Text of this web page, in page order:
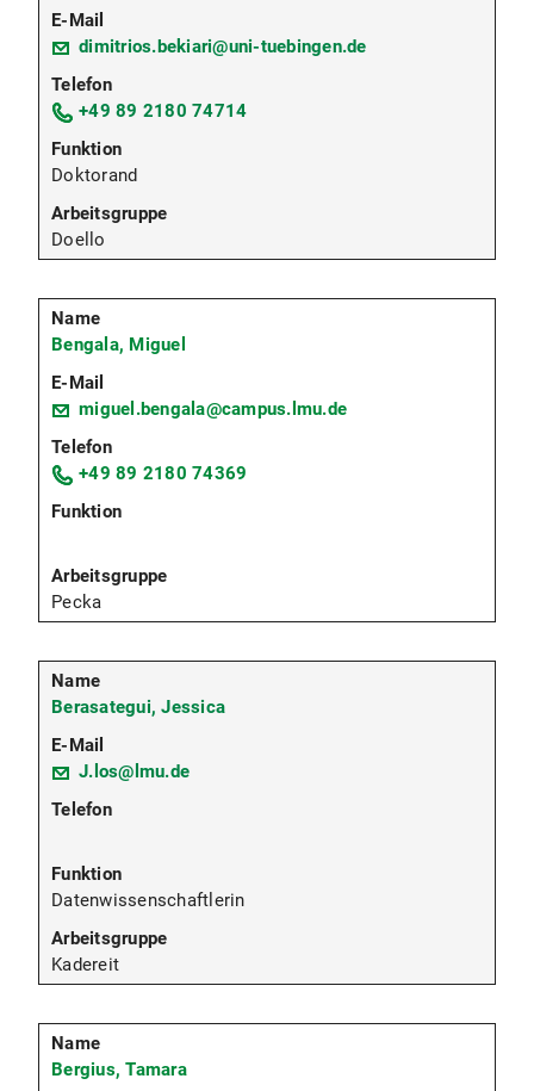
dimitrios.bekiari@uni-tuebingen.de
+49 89 2180 74714
Doktorand
Doello
Bengala, Miguel
miguel.bengala@campus.lmu.de
+49 89 2180 74369
Pecka
Berasategui, Jessica
J.los@lmu.de
Datenwissenschaftlerin
Kadereit
Bergius, Tamara